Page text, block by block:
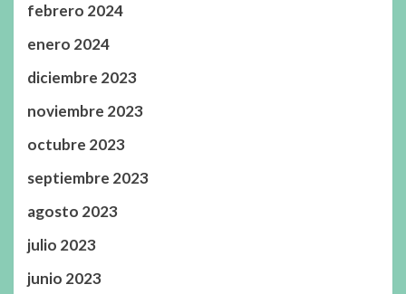
febrero 2024
enero 2024
diciembre 2023
noviembre 2023
octubre 2023
septiembre 2023
agosto 2023
julio 2023
junio 2023